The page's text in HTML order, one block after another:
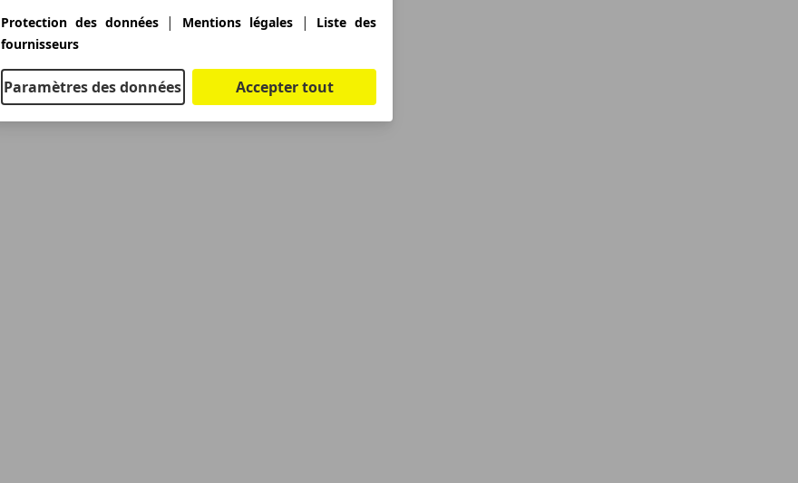
Protection des données| Mentions légales|
Liste des
fournisseurs
Paramètres des données Accepter tout